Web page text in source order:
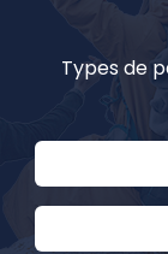
Types de